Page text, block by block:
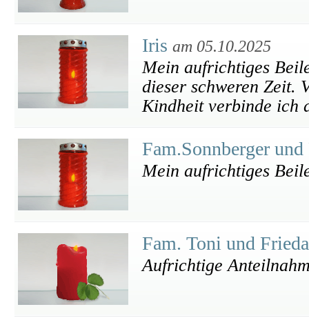
Iris am 05.10.2025
Mein aufrichtiges
dieser schweren Zeit.
Kindheit verbinde ich
Fam.Sonnberger
Mein aufrichtiges
Fam. Toni und
Aufrichtige